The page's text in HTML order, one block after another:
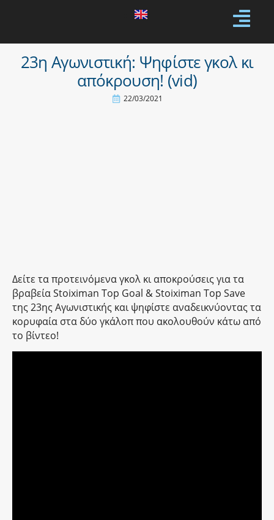
23η Αγωνιστική: Ψηφίστε γκολ κι
απόκρουση! (vid)
22/03/2021
Δείτε τα προτεινόμενα γκολ κι αποκρούσεις για τα
βραβεία Stoiximan Top Goal & Stoiximan Top Save
της 23ης Αγωνιστικής και ψηφίστε αναδεικνύοντας τα
κορυφαία στα δύο γκάλοπ που ακολουθούν κάτω από
το βίντεο!